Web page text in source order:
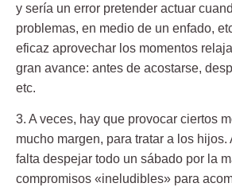
y sería un error pretender actuar
problemas, en medio de un enfado,
eficaz aprovechar los momentos
gran avance: antes de acostarse,
etc.
3. A veces, hay que provocar ciertos
mucho margen, para tratar a los hijos.
falta despejar todo un sábado por la
compromisos «ineludibles» para